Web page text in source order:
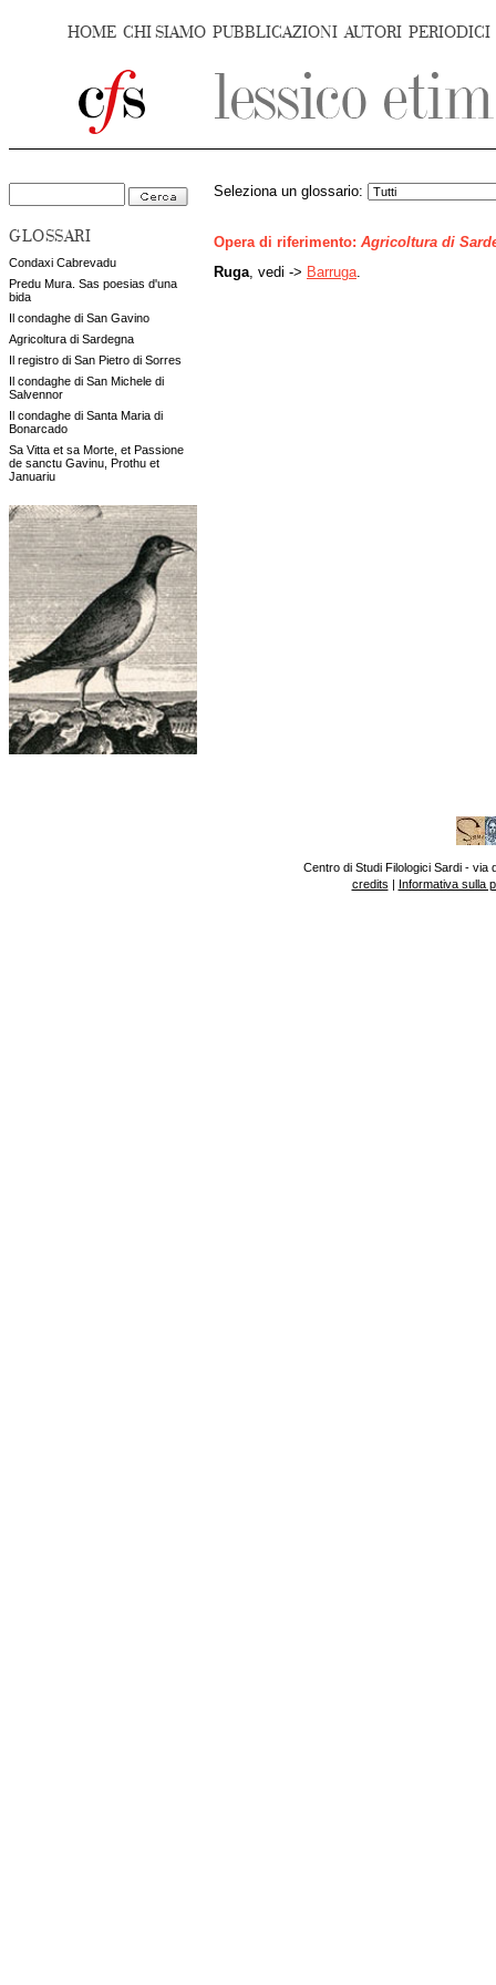
HOME CHI SIAMO PUBBLICAZIONI AUTORI PERIODICI
GLOSSARI
Condaxi Cabrevadu
Predu Mura. Sas poesias d'una
bida
Il condaghe di San Gavino
Agricoltura di Sardegna
Il registro di San Pietro di Sorres
Il condaghe di San Michele di
Salvennor
Il condaghe di Santa Maria di
Bonarcado
Sa Vitta et sa Morte, et Passione
de sanctu Gavinu, Prothu et
Januariu
Seleziona un glossario:
Opera di riferimento: Agricoltura di
Ruga , vedi -> Barruga
Centro di Studi Filologici Sardi - via
credits | Informativa sulla